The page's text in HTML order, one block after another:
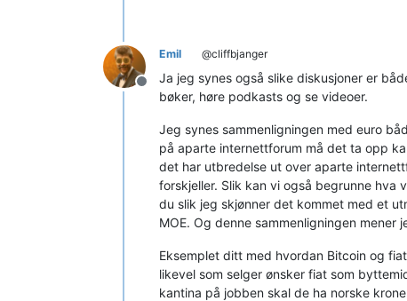
Frakoblet
Emil @cliffbjanger
Ja jeg synes også slike diskusjoner er
bøker, høre podkasts og se videoer.
Jeg synes sammenligningen med euro
på aparte internettforum må det ta opp
det har utbredelse ut over aparte
forskjeller. Slik kan vi også begrunne hva
du slik jeg skjønner det kommet med et
MOE. Og denne sammenligningen
Eksemplet ditt med hvordan Bitcoin og
likevel som selger ønsker fiat som
kantina på jobben skal de ha norske